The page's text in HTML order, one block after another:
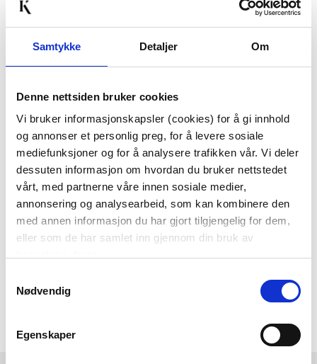
Samtykke Detaljer Om
Denne nettsiden bruker cookies
Vi bruker informasjonskapsler (cookies) for å gi innhold
og annonser et personlig preg, for å levere sosiale
mediefunksjoner og for å analysere trafikken vår. Vi deler
dessuten informasjon om hvordan du bruker nettstedet
vårt, med partnerne våre innen sosiale medier,
annonsering og analysearbeid, som kan kombinere den
med annen informasjon du har gjort tilgjengelig for dem,
eller som de har samlet inn gjennom din bruk av
Nødvendig
Egenskaper
BLI MED!
Som medlem i kundeklubben vår får du
alltid laveste prisogmange fristende
tilbud!
BLI MEDLEM
Følg oss gjerne på
sosiale medier!